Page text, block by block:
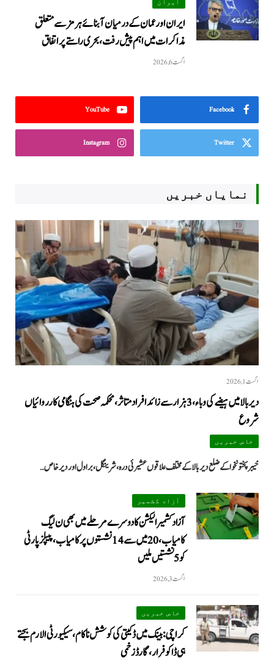
ایران اور عمان کے درمیان آبنائے ہرمز سے متعلق
مذاکرات میں اہم پیش رفت، بحری راستے پر اتفاق
اگست 6, 2026
Facebook
YouTube
Twitter
Instagram
نمایاں خبریں
اگست 1, 2026
دیر بالا میں ہیضے کی وباء، 3 ہزار سے زائد افراد متاثر، محکمہ صحت کی ہنگامی کارروائیاں
شروع
خاص خبریں
خیبرپختونخوا کے ضلع دیر بالا کے مختلف علاقوں عشیرئی درہ، شرینگل، براول اور دیر خاص…
آزاد کشمیر
آزاد کشمیر الیکشن کا دوسرے مرحلے میں بھی ن لیگ
کامیاب، 20 میں سے 14 نشستوں پر کامیاب، پیپلزپارٹی
کو 5 نشستیں ملیں
اگست 3, 2026
خاص خبریں
کراچی: بینک میں ڈکیتی کی کوشش ناکام، سیکیورٹی الارم بجتے
ہی ڈاکو فرار، گارڈ زخمی